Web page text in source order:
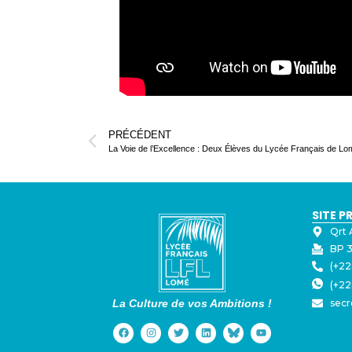
PRÉCÉDENT
La Culture de vos Ambitions !
SITE
Qrt
BP